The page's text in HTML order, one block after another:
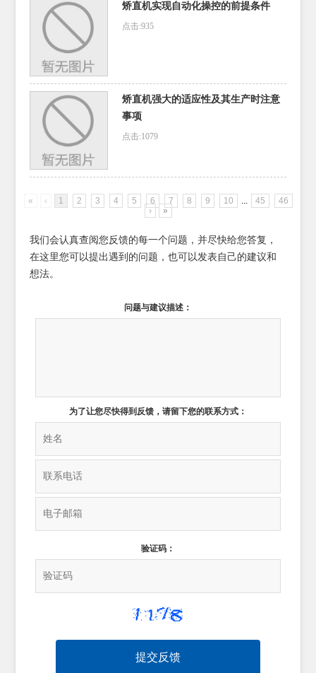
矫直机实现自动化操控的前提条件
点击:935
矫直机强大的适应性及其生产时注意
事项
点击:1079
« ‹ 1 2 3 4 5 6 7 8 9 10 45
46
›
»
我们会认真查阅您反馈的每一个问题，并尽快给您答复，
在这里您可以提出遇到的问题，也可以发表自己的建议和
想法。
问题与建议描述：
为了让您尽快得到反馈，请留下您的联系方式：
验证码：